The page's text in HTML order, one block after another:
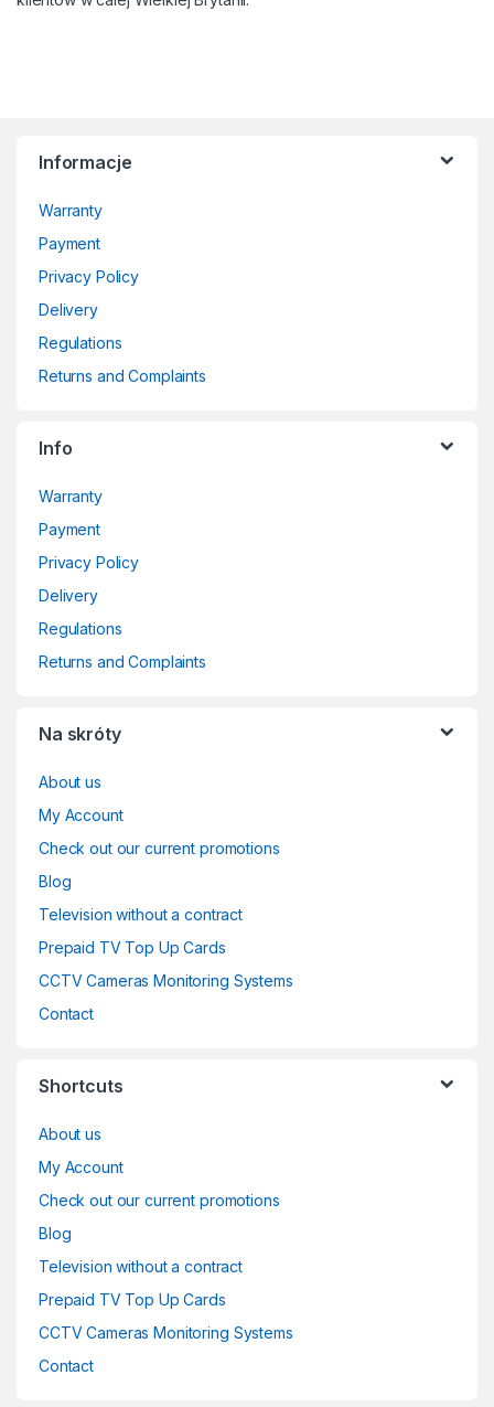
Informacje
Warranty
Payment
Privacy Policy
Delivery
Regulations
Returns and Complaints
Info
Warranty
Payment
Privacy Policy
Delivery
Regulations
Returns and Complaints
Na skróty
About us
My Account
Check out our current promotions
Blog
Television without a contract
Prepaid TV Top Up Cards
CCTV Cameras Monitoring Systems
Contact
Shortcuts
About us
My Account
Check out our current promotions
Blog
Television without a contract
Prepaid TV Top Up Cards
CCTV Cameras Monitoring Systems
Contact